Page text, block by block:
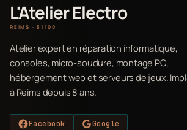
L'Atelier Electro
REIMS · 51100
Atelier expert en réparation informatique,
consoles, micro-soudure, montage PC,
hébergement web et serveurs de jeux.
à Reims depuis 8 ans.
Facebook Google